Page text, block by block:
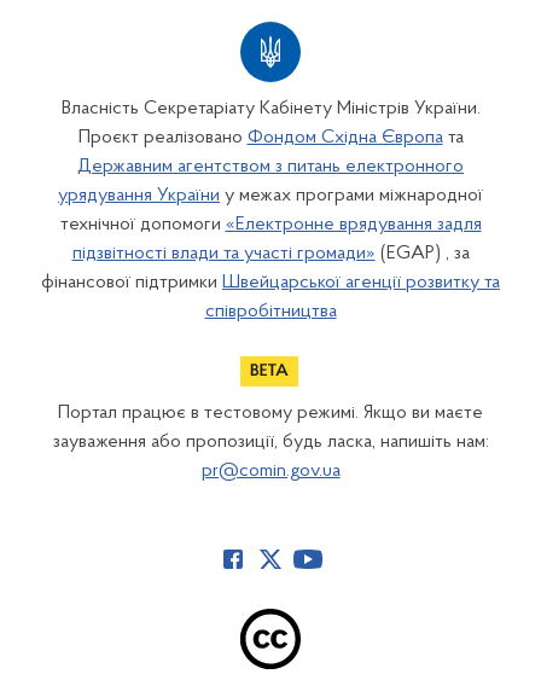
Власність Секретаріату Кабінету Міністрів України.
Проєкт реалізовано Фондом Східна Європата
Державним агентством з питань електронного
урядування України у межах програми міжнародної
технічної допомоги «Електронне врядування задля
підзвітності влади та участі громади» (EGAP) , за
фінансової підтримки Швейцарської агенції розвитку та
співробітництва
Портал працює в тестовому режимі. Якщо ви маєте
зауваження або пропозиції, будь ласка, напишіть нам:
pr@comin.gov.ua